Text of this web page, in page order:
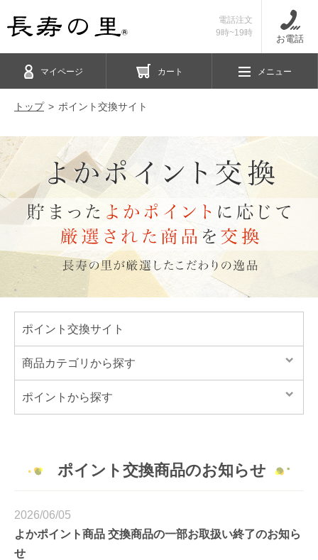
電話注文
9時~19時
お電話
マイページ カート メニュー
トップ ポイント交換サイト
ポイント交換サイト
商品カテゴリから探す
ポイントから探す
ポイント交換商品のお知らせ
2026/06/05
よかポイント商品 交換商品の一部お取扱い終了のお知ら
せ